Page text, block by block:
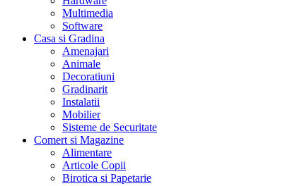
Multimedia
Software
Casa si Gradina
Amenajari
Animale
Decoratiuni
Gradinarit
Instalatii
Mobilier
Sisteme de Securitate
Comert si Magazine
Alimentare
Articole Copii
Birotica si Papetarie